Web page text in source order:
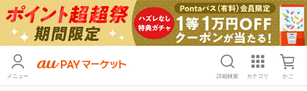
メニュー 詳細検索 カテゴリ かご